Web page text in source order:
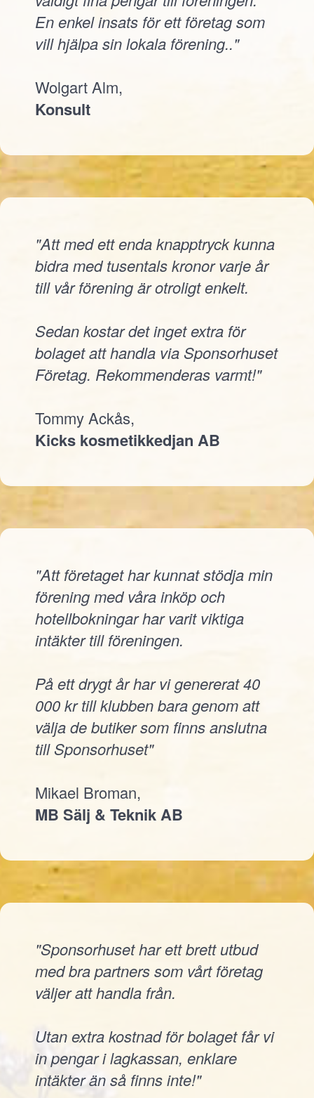
En enkel insats för ett företag som
vill hjälpa sin lokala förening.."
Wolgart Alm,
Konsult
"Att med ett enda knapptryck kunna
bidra med tusentals kronor varje år
till vår förening är otroligt enkelt.
Sedan kostar det inget extra för
bolaget att handla via Sponsorhuset
Företag. Rekommenderas varmt!"
Tommy Ackås,
Kicks kosmetikkedjan AB
"Att företaget har kunnat stödja min
förening med våra inköp och
hotellbokningar har varit viktiga
intäkter till föreningen.
På ett drygt år har vi genererat 40
000 kr till klubben bara genom att
välja de butiker som finns anslutna
till Sponsorhuset"
Mikael Broman,
MB Sälj & Teknik AB
"Sponsorhuset har ett brett utbud
med bra partners som vårt företag
väljer att handla från.
Utan extra kostnad för bolaget får vi
in pengar i lagkassan, enklare
intäkter än så finns inte!"